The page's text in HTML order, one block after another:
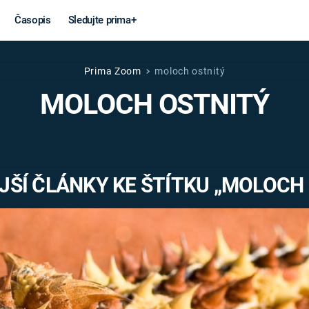
Časopis Sledujte prima+
Věda a
technika
MARS
Války
VÁLEČNÉ
Záhady a
Prima Zoom moloch ostnitý
MOLOCH OSTNITÝ
ČLÁNKY KE ŠTÍTKU